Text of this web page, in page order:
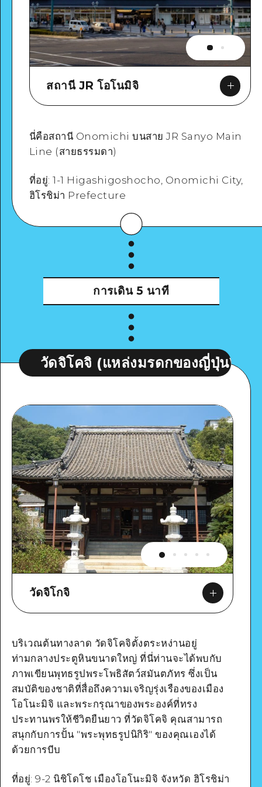
สถานี JR โอโนมิจิ
ดูรายละเอียด
นี่คือสถานี Onomichi บนสาย JR Sanyo Main
Line (สายธรรมดา)
ที่อยู่: 1-1 Higashigoshocho, Onomichi City,
ฮิโรชิม่า Prefecture
การเดิน 5 นาที
จิโคจิ (แหล่งมรดกของญี่ปุ่น) วัดจิโ
วัดจิโกจิ
Google Maps
บริเวณต้นทางลาด วัดจิโคจิตั้งตระหง่านอยู่
ท่ามกลางประตูหินขนาดใหญ่ ที่นี่ท่านจะได้พบกับ
ภาพเขียนพุทธรูปพระโพธิสัตว์สมันตภัทร ซึ่งเป็น
สมบัติของชาติที่สื่อถึงความเจริญรุ่งเรืองของเมือง
โอโนะมิจิ และพระกรุณาของพระองค์ที่ทรง
ประทานพรให้ชีวิตยืนยาว ที่วัดจิโคจิ คุณสามารถ
สนุกกับการปั้น "พระพุทธรูปนิกิริ" ของคุณเองได้
ด้วยการบีบ
ที่อยู่: 9-2 นิชิโดโช เมืองโอโนะมิจิ จังหวัด ฮิโรชิม่า